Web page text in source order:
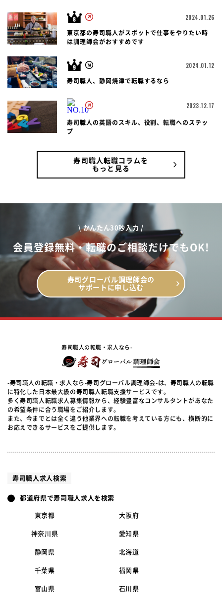
2024.01.26
東京都の寿司職人がスポットで仕事をやりたい時
は調理師会がおすすめです
2024.01.12
寿司職人、静岡焼津で転職するなら
2023.12.17
寿司職人の英語のスキル、役割、転職へのステッ
プ
寿司職人転職コラムを
もっと見る
\ かんたん30秒入力 /
会員登録無料・転職のご相談だけでもOK!
寿司グローバル調理師会の
サポートに申し込む
寿司職人の転職・求人なら-
-寿司職人の転職・求人なら-寿司グローバル調理師会-は、寿司職人の転職
に特化した日本最大級の寿司職人転職支援サービスです。
多く寿司職人転職求人募集情報から、経験豊富なコンサルタントがあなた
の希望条件に合う職場をご紹介します。
また、今までとは全く違う他業界への転職を考えている方にも、横断的に
お応えできるサービスをご提供します。
寿司職人求人検索
都道府県で寿司職人求人を検索
東京都 大阪府
神奈川県 愛知県
静岡県 北海道
千葉県 福岡県
富山県 石川県